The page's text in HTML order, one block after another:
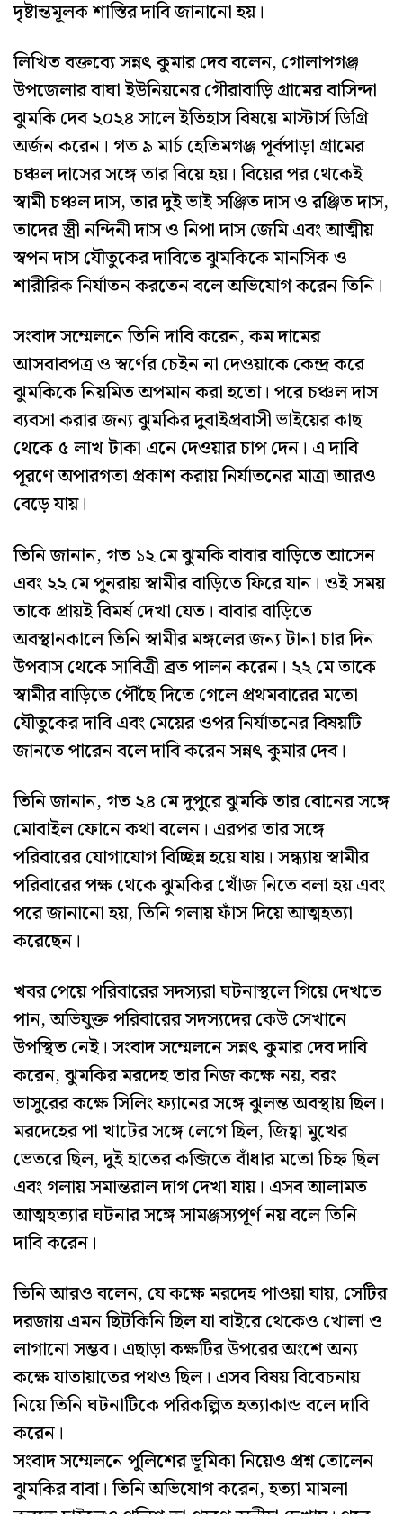
দৃষ্টান্তমূলক শাস্তির দাবি জানানো হয়।
লিখিত বক্তব্যে সন্নৎ কুমার দেব বলেন, গোলাপগঞ্জ
উপজেলার বাঘা ইউনিয়নের গৌরাবাড়ি গ্রামের বাসিন্দা
ঝুমকি দেব ২০২৪ সালে ইতিহাস বিষয়ে মাস্টার্স ডিগ্রি
অর্জন করেন। গত ৯ মার্চ হেতিমগঞ্জ পূর্বপাড়া গ্রামের
চঞ্চল দাসের সঙ্গে তার বিয়ে হয়। বিয়ের পর থেকেই
স্বামী চঞ্চল দাস, তার দুই ভাই সঞ্জিত দাস ও রঞ্জিত দাস,
তাদের স্ত্রী নন্দিনী দাস ও নিপা দাস জেমি এবং আত্মীয়
স্বপন দাস যৌতুকের দাবিতে ঝুমকিকে মানসিক ও
শারীরিক নির্যাতন করতেন বলে অভিযোগ করেন তিনি।
সংবাদ সম্মেলনে তিনি দাবি করেন, কম দামের
আসবাবপত্র ও স্বর্ণের চেইন না দেওয়াকে কেন্দ্র করে
ঝুমকিকে নিয়মিত অপমান করা হতো। পরে চঞ্চল দাস
ব্যবসা করার জন্য ঝুমকির দুবাইপ্রবাসী ভাইয়ের কাছ
থেকে ৫ লাখ টাকা এনে দেওয়ার চাপ দেন। এ দাবি
পূরণে অপারগতা প্রকাশ করায় নির্যাতনের মাত্রা আরও
বেড়ে যায়।
তিনি জানান, গত ১২ মে ঝুমকি বাবার বাড়িতে আসেন
এবং ২২ মে পুনরায় স্বামীর বাড়িতে ফিরে যান। ওই সময়
তাকে প্রায়ই বিমর্ষ দেখা যেত। বাবার বাড়িতে
অবস্থানকালে তিনি স্বামীর মঙ্গলের জন্য টানা চার দিন
উপবাস থেকে সাবিত্রী ব্রত পালন করেন। ২২ মে তাকে
স্বামীর বাড়িতে পৌঁছে দিতে গেলে প্রথমবারের মতো
যৌতুকের দাবি এবং মেয়ের ওপর নির্যাতনের বিষয়টি
জানতে পারেন বলে দাবি করেন সন্নৎ কুমার দেব।
তিনি জানান, গত ২৪ মে দুপুরে ঝুমকি তার বোনের সঙ্গে
মোবাইল ফোনে কথা বলেন। এরপর তার সঙ্গে
পরিবারের যোগাযোগ বিচ্ছিন্ন হয়ে যায়। সন্ধ্যায় স্বামীর
পরিবারের পক্ষ থেকে ঝুমকির খোঁজ নিতে বলা হয় এবং
পরে জানানো হয়, তিনি গলায় ফাঁস দিয়ে আত্মহত্যা
করেছেন।
খবর পেয়ে পরিবারের সদস্যরা ঘটনাস্থলে গিয়ে দেখতে
পান, অভিযুক্ত পরিবারের সদস্যদের কেউ সেখানে
উপস্থিত নেই। সংবাদ সম্মেলনে সন্নৎ কুমার দেব দাবি
করেন, ঝুমকির মরদেহ তার নিজ কক্ষে নয়, বরং
ভাসুরের কক্ষে সিলিং ফ্যানের সঙ্গে ঝুলন্ত অবস্থায় ছিল।
মরদেহের পা খাটের সঙ্গে লেগে ছিল, জিহ্বা মুখের
ভেতরে ছিল, দুই হাতের কব্জিতে বাঁধার মতো চিহ্ন ছিল
এবং গলায় সমান্তরাল দাগ দেখা যায়। এসব আলামত
আত্মহত্যার ঘটনার সঙ্গে সামঞ্জস্যপূর্ণ নয় বলে তিনি
দাবি করেন।
তিনি আরও বলেন, যে কক্ষে মরদেহ পাওয়া যায়, সেটির
দরজায় এমন ছিটকিনি ছিল যা বাইরে থেকেও খোলা ও
লাগানো সম্ভব। এছাড়া কক্ষটির উপরের অংশে অন্য
কক্ষে যাতায়াতের পথও ছিল। এসব বিষয় বিবেচনায়
নিয়ে তিনি ঘটনাটিকে পরিকল্পিত হত্যাকান্ড বলে দাবি
করেন।
সংবাদ সম্মেলনে পুলিশের ভূমিকা নিয়েও প্রশ্ন তোলেন
ঝুমকির বাবা। তিনি অভিযোগ করেন, হত্যা মামলা